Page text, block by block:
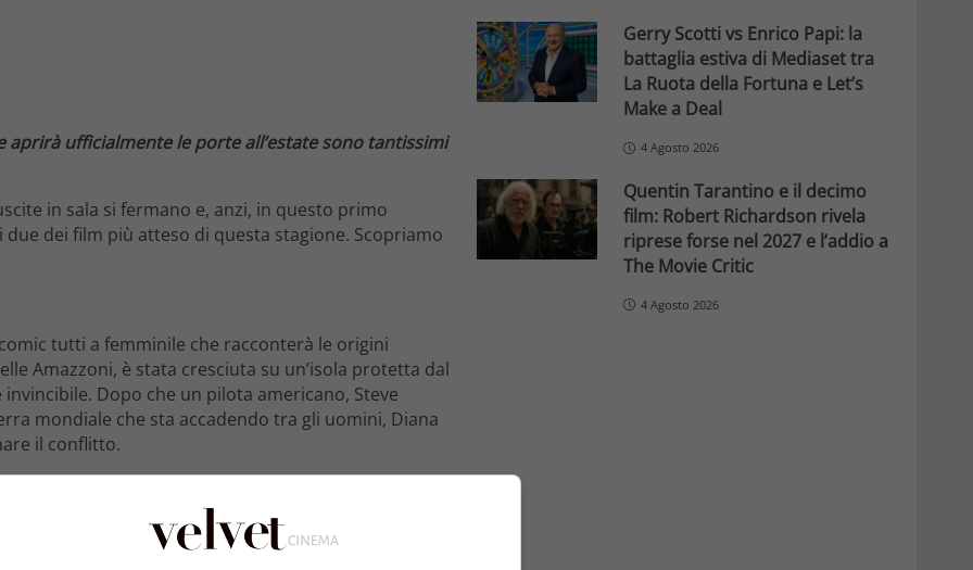
ufficialmente le porte all’estate sono tantissimi
in sala si fermano e, anzi, in questo primo
dei film più atteso di questa stagione. Scopriamo
tutti a femminile che racconterà le origini
Amazzoni, è stata cresciuta su un’isola protetta dal
Dopo che un pilota americano, Steve
mondiale che sta accadendo tra gli uomini, Diana
il conflitto.
Gerry Scotti vs Enrico Papi: la
battaglia estiva di Mediaset tra
La Ruota della Fortuna e Let’s
Make a Deal
4 Agosto 2026
Quentin Tarantino e il decimo
film: Robert Richardson rivela
riprese forse nel 2027 e l’addio a
The Movie Critic
4 Agosto 2026